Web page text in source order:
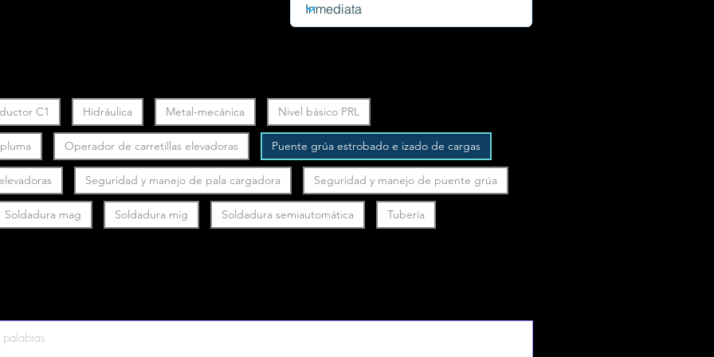
C1 Hidráulica Metal-mecánica Nivel básico PRL
Operador de carretillas elevadoras Puente grúa estrobado e izado de cargas
Seguridad y manejo de pala cargadora Seguridad y manejo de puente grúa
Soldadura mag Soldadura mig Soldadura semiautomática Tubería